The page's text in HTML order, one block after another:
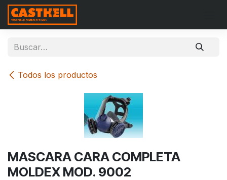
Ir al contenido
Todos los productos
MASCARA CARA COMPLETA
MOLDEX MOD. 9002